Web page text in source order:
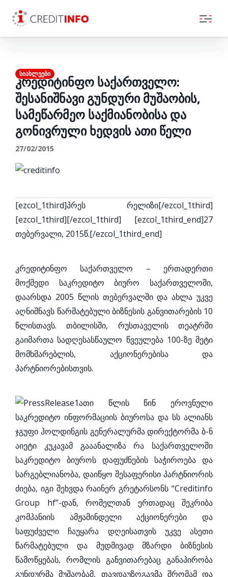
ᲡᲘᲐᲮᲚᲔᲔᲑᲘ
კრედიტინფო საქართველო:
შესანიშნავი გუნდური მუშაობის,
სამეწარმეო საქმიანობისა და
გონივრული ხედვის ათი წელი
27/02/2015
[ezcol_1third]პრეს რელიზი[/ezcol_1third]
[ezcol_1third][/ezcol_1third] [ezcol_1third_end]27
თებერვალი, 2015წ.[/ezcol_1third_end]
კრედიტინფო საქართველო – ერთადერთი
მოქმედი საკრედიტო ბიურო საქართველოში,
დაარსდა 2005 წლის თებერვალში და ახლა უკვე
აღნიშნავს წარმატებული ბიზნესის განვითარების 10
წლისთავს. თბილისში, რუსთაველის თეატრში
გაიმართა სადღესასწაულო წვეულება 100-ზე მეტი
მომხმარებლის, აქციონერებისა და
პარტნიორებისთვის.
ათი წლის წინ ეროვნული
საკრედიტო ინფორმაციის ბიუროსა და სს ალიანს
ჯგუფი ჰოლდინგის გენერალურმა დირექტორმა ბ-ნ
აიეტი კუკავამ გააანალიზა რა საქართველოში
საკრედიტო ბიუროს დაფუძნების საჭიროება და
სარგებლიანობა, დაიწყო შესაფერისი პარტნიორის
ძიება, იგი შეხვდა რაინერ გრეტარსონს “Creditinfo
Group hf”-დან, რომელთან ერთადაც შეკრიბა
კომპანიის ამჟამინდელი აქციონერები და
საფუძველი ჩაუყარა დღეისათვის უკვე ასეთი
წარმატებული და მუდმივად მზარდი ბიზნესის
წამოწყებას, რომლის განვითარებაც განაპირობა
გუნდურმა მუშაობამ, თავდაუზოგავმა შრომამ და